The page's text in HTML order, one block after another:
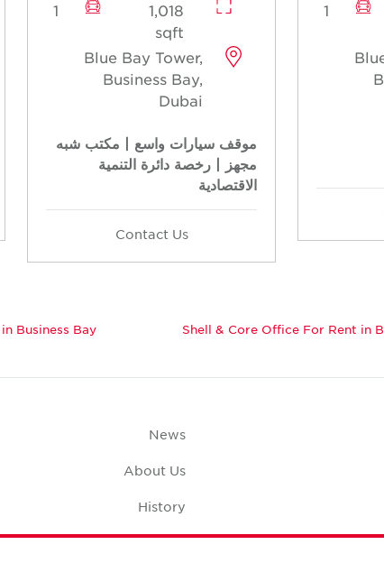
1
1,018
sqft
1
Blue Bay Tower,
Business Bay,
Dubai
موقف سيارات واسع | مكتب شبه
مجهز | رخصة دائرة التنمية
الاقتصادية
Contact Us
Shell & Core Office For Rent in
Business Bay
News
About Us
History
Case Studies